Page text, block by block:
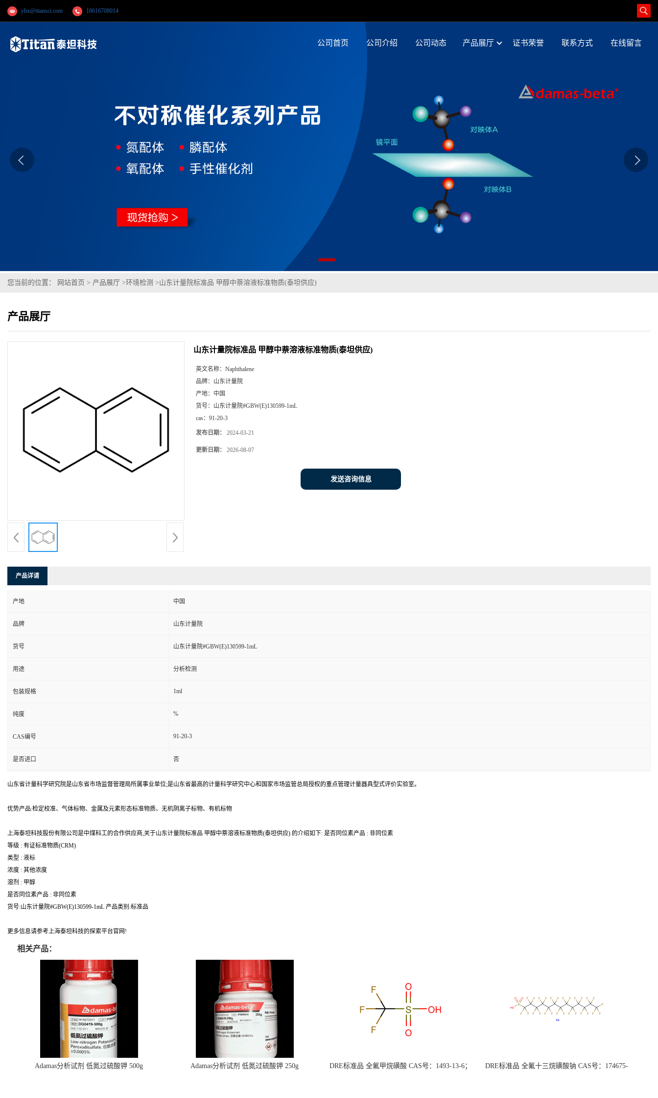
yhx@titansci.com 18616708014
公司首页 公司介绍 公司动态 产品展厅 证书荣誉 联系方式 在线留言
您当前的位置： 网站首页 > 产品展厅 >环境检测 >山东计量院标准品 甲醇中萘溶液标准物质(泰坦供应)
产品展厅
山东计量院标准品 甲醇中萘溶液标准物质(泰坦供应)
英文名称： Naphthalene
品牌： 山东计量院
产地： 中国
货号： 山东计量院#GBW(E)130599-1mL
cas： 91-20-3
发布日期： 2024-03-21
更新日期： 2026-08-07
发送咨询信息
产品详请
产地 中国
品牌 山东计量院
货号 山东计量院#GBW(E)130599-1mL
用途 分析检测
包装规格 1ml
纯度 %
CAS编号 91-20-3
是否进口 否
山东省计量科学研究院是山东省市场监督管理局所属事业单位;是山东省最高的计量科学研究中心和国家市场监管总局授权的重点管理计量器具型式评价实验室。
优势产品:检定校准、气体标物、金属及元素形态标准物质、无机阴离子标物、有机标物
上海泰坦科技股份有限公司是中煤科工的合作供应商,关于山东计量院标准品 甲醇中萘溶液标准物质(泰坦供应) 的介绍如下: 是否同位素产品 : 非同位素
等级 : 有证标准物质(CRM)
类型 : 液标
浓度 : 其他浓度
溶剂 : 甲醇
是否同位素产品 : 非同位素
货号:山东计量院#GBW(E)130599-1mL 产品类别:标准品
更多信息请参考上海泰坦科技的探索平台官网!
相关产品：
Adamas分析试剂 低氮过硫酸钾 500g
Adamas分析试剂 低氮过硫酸钾 250g
DRE标准品 全氟甲烷磺酸 CAS号：1493-13-6；
DRE标准品 全氟十三烷磺酸钠 CAS号：174675-